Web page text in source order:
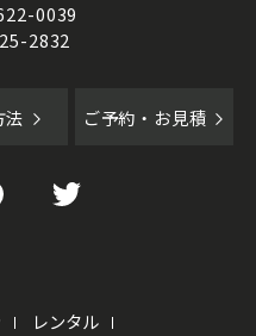
0039
2832
法 ご予約・お見積
レンタル